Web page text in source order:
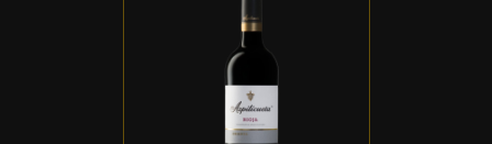
ADD TO CART /